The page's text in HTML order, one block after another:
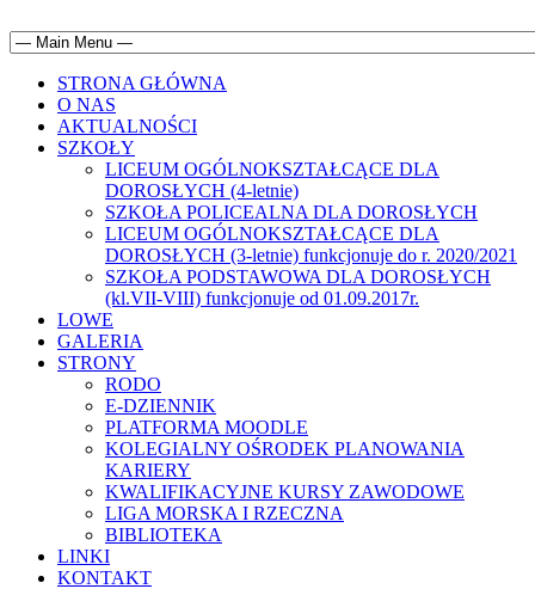
STRONA GŁÓWNA
O NAS
AKTUALNOŚCI
SZKOŁY
LICEUM OGÓLNOKSZTAŁCĄCE DLA
DOROSŁYCH (4-letnie)
SZKOŁA POLICEALNA DLA DOROSŁYCH
LICEUM OGÓLNOKSZTAŁCĄCE DLA
DOROSŁYCH (3-letnie) funkcjonuje do r. 2020/2021
SZKOŁA PODSTAWOWA DLA DOROSŁYCH
(kl.VII-VIII) funkcjonuje od 01.09.2017r.
LOWE
GALERIA
STRONY
RODO
E-DZIENNIK
PLATFORMA MOODLE
KOLEGIALNY OŚRODEK PLANOWANIA
KARIERY
KWALIFIKACYJNE KURSY ZAWODOWE
LIGA MORSKA I RZECZNA
BIBLIOTEKA
LINKI
KONTAKT